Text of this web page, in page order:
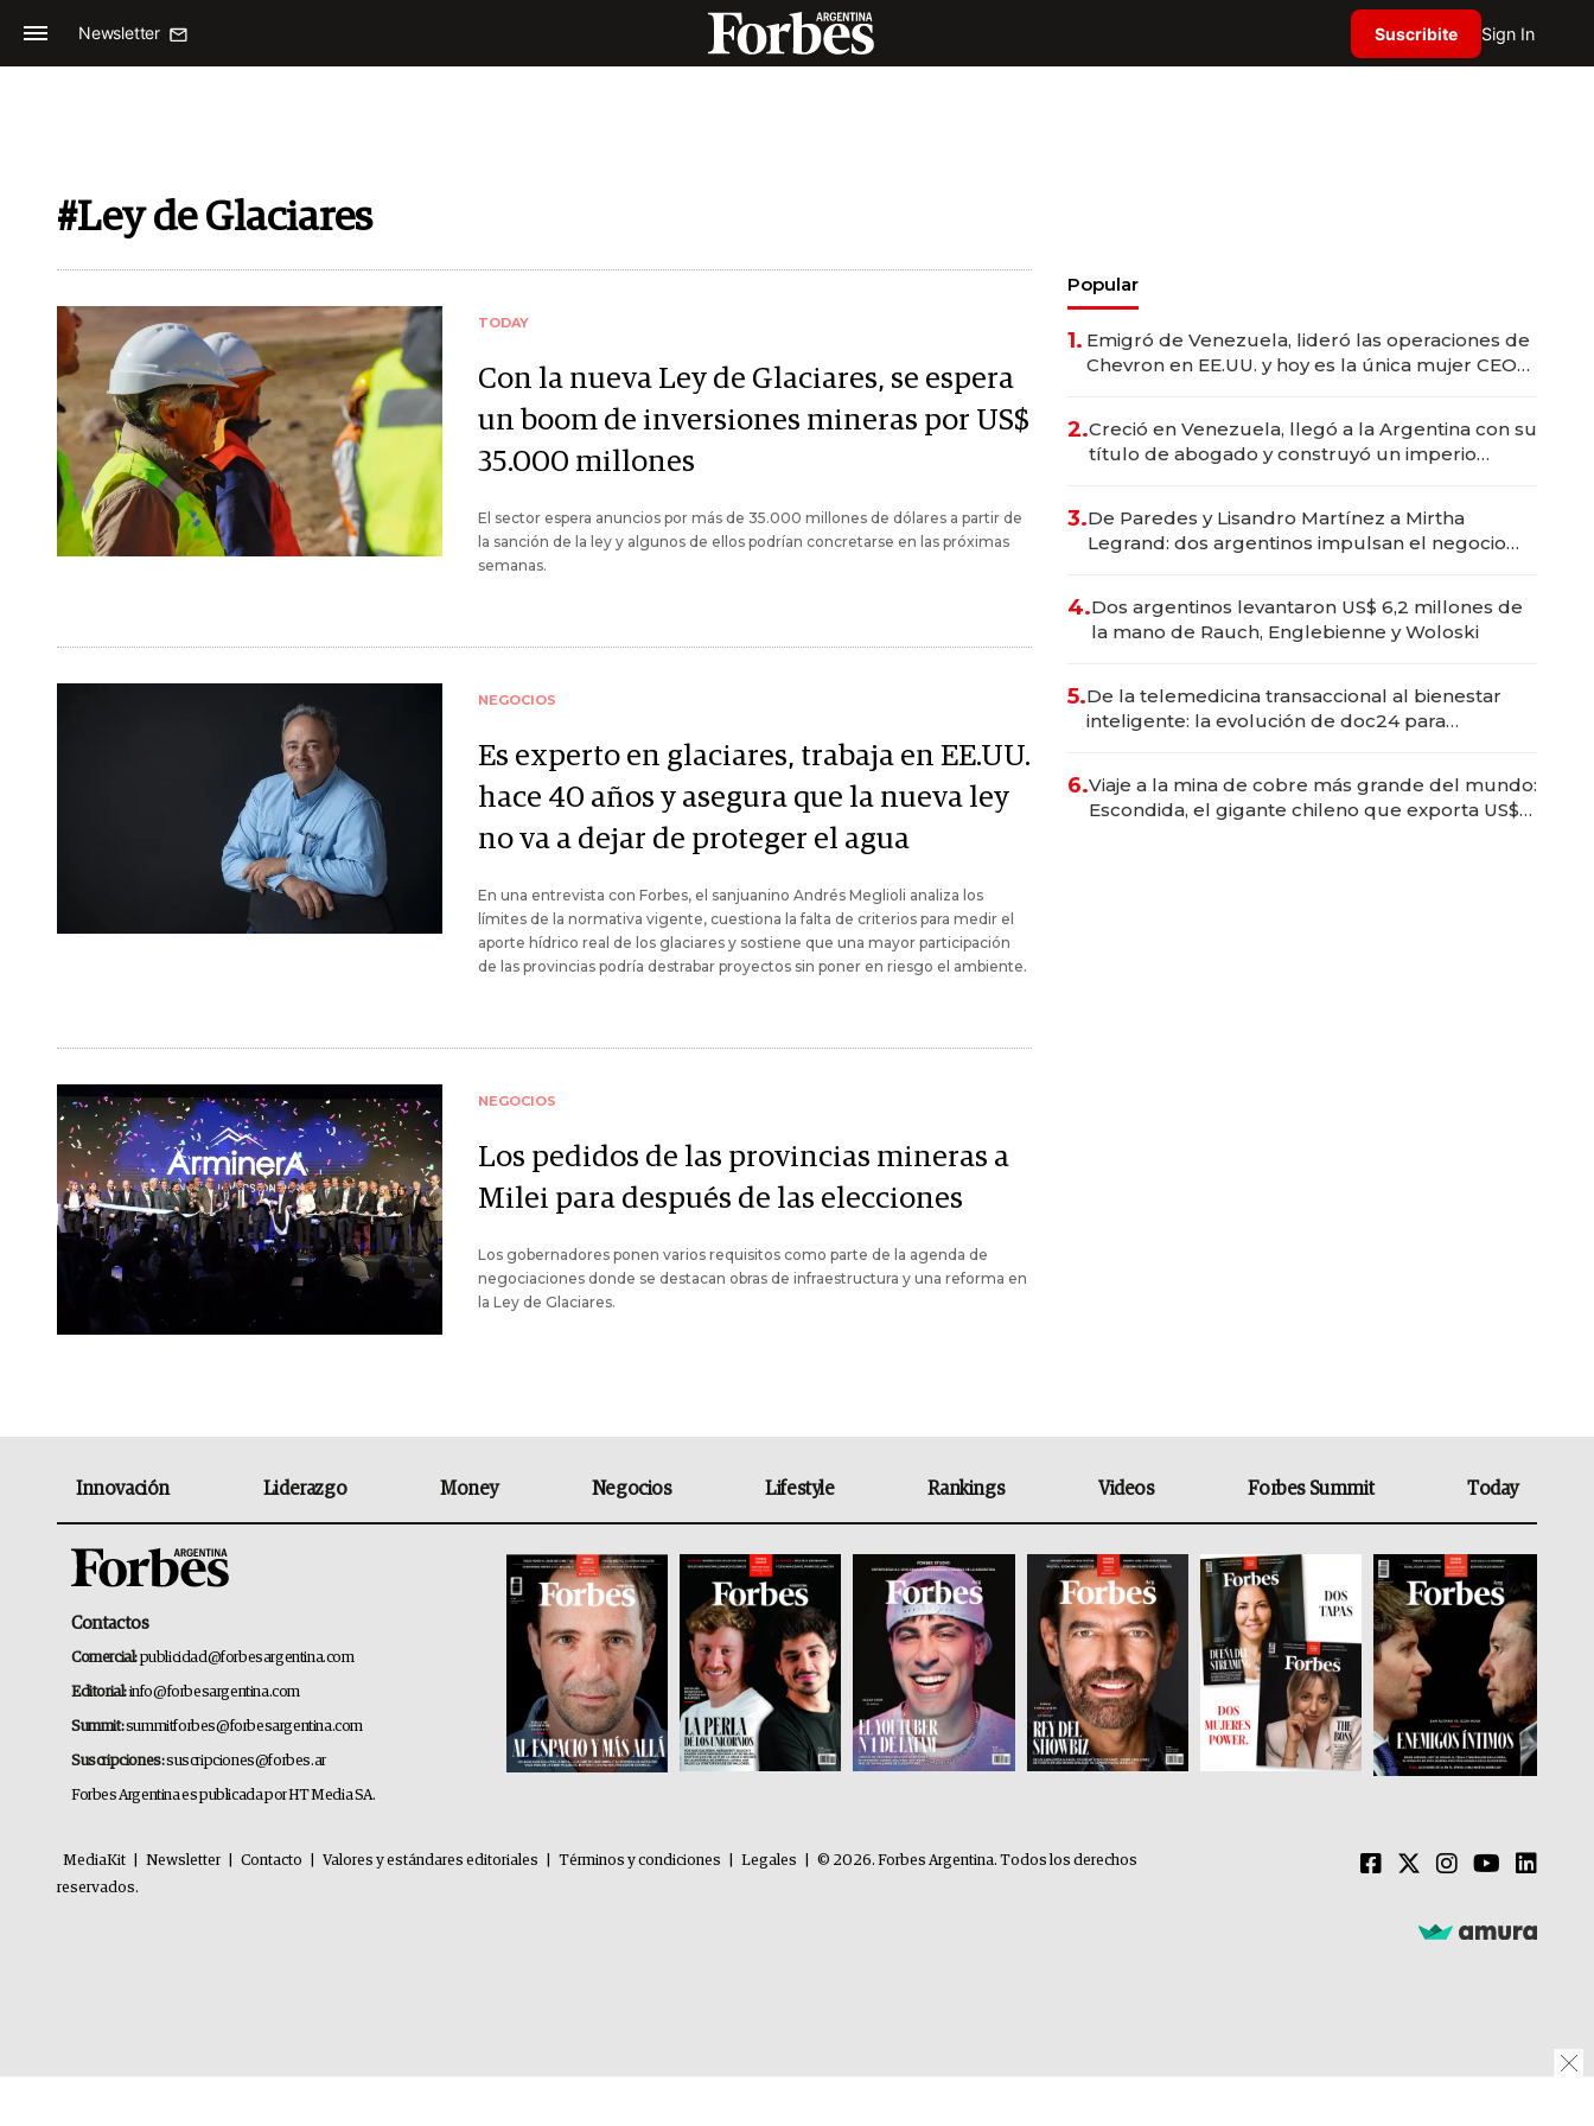
Newsletter Suscribite Sign In
#Ley de Glaciares
TODAY
Con la nueva Ley de Glaciares, se espera
un boom de inversiones mineras por US$
35.000 millones
El sector espera anuncios por más de 35.000 millones de dólares a partir de
la sanción de la ley y algunos de ellos podrían concretarse en las próximas
semanas.
NEGOCIOS
Es experto en glaciares, trabaja en EE.UU.
hace 40 años y asegura que la nueva ley
no va a dejar de proteger el agua
En una entrevista con Forbes, el sanjuanino Andrés Meglioli analiza los
límites de la normativa vigente, cuestiona la falta de criterios para medir el
aporte hídrico real de los glaciares y sostiene que una mayor participación
de las provincias podría destrabar proyectos sin poner en riesgo el ambiente.
NEGOCIOS
Los pedidos de las provincias mineras a
Milei para después de las elecciones
Los gobernadores ponen varios requisitos como parte de la agenda de
negociaciones donde se destacan obras de infraestructura y una reforma en
la Ley de Glaciares.
Popular
1. Emigró de Venezuela, lideró las operaciones de
Chevron en EE.UU. y hoy es la única mujer CEO
2.Creció en Venezuela, llegó a la Argentina con su
título de abogado y construyó un imperio
3.De Paredes y Lisandro Martínez a Mirtha
Legrand: dos argentinos impulsan el negocio
4.Dos argentinos levantaron US$ 6,2 millones de
la mano de Rauch, Englebienne y Woloski
5.De la telemedicina transaccional al bienestar
inteligente: la evolución de doc24 para
6.Viaje a la mina de cobre más grande del mundo:
Escondida, el gigante chileno que exporta US$
Innovación Liderazgo Money Negocios Lifestyle Rankings Videos Forbes Summit Today
Contactos
Comercial:publicidad@forbesargentina.com
Editorial:info@forbesargentina.com
Summit:summitforbes@forbesargentina.com
Suscripciones:suscripciones@forbes.ar
Forbes Argentina es publicada por HT Media SA.
MediaKit Newsletter Contacto Valores y estándares editoriales Términos y condiciones Legales
© 2026. Forbes Argentina. Todos los derechos
reservados.